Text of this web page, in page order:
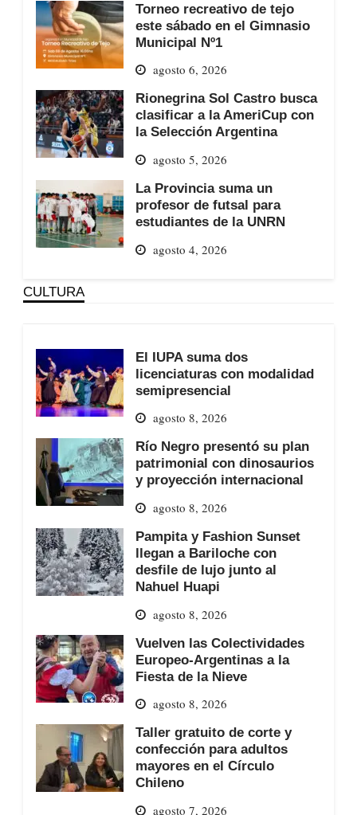
Torneo recreativo de tejo
este sábado en el Gimnasio
Municipal Nº1
agosto 6, 2026
Rionegrina Sol Castro busca
clasificar a la AmeriCup con
la Selección Argentina
agosto 5, 2026
La Provincia suma un
profesor de futsal para
estudiantes de la UNRN
agosto 4, 2026
CULTURA
El IUPA suma dos
licenciaturas con modalidad
semipresencial
agosto 8, 2026
Río Negro presentó su plan
patrimonial con dinosaurios
y proyección internacional
agosto 8, 2026
Pampita y Fashion Sunset
llegan a Bariloche con
desfile de lujo junto al
Nahuel Huapi
agosto 8, 2026
Vuelven las Colectividades
Europeo-Argentinas a la
Fiesta de la Nieve
agosto 8, 2026
Taller gratuito de corte y
confección para adultos
mayores en el Círculo
Chileno
agosto 7, 2026